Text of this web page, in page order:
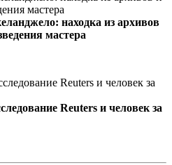
находка из архивов
мастера
Reuters и человек за